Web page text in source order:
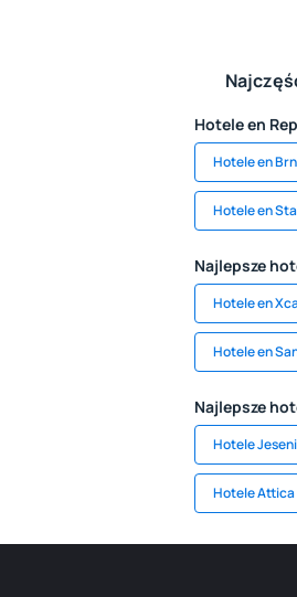
Hotele en
Hotele en
Hotele en
Najlepsze
Hotele en
Hotele en
Najlepsze
Hotele
Hotele Attica